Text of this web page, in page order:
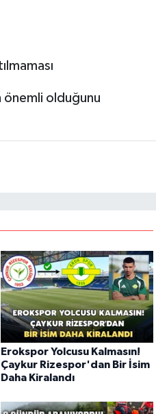
önemli olduğunu
Erokspor Yolcusu Kalmasın!
Çaykur Rizespor'dan Bir İsim
Daha Kiralandı